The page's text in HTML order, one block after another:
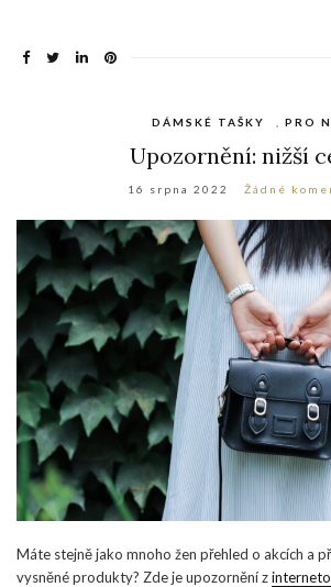
DÁMSKÉ TAŠKY PRO
Upozornění: nižší
16 srpna 2022 Žádné
Máte stejně jako mnoho žen přehled o akcích a
vysněné produkty? Zde je upozornění z